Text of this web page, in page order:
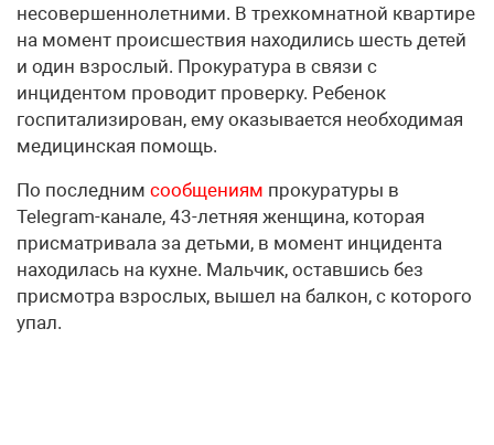
несовершеннолетними. В трехкомнатной квартире
на момент происшествия находились шесть детей
и один взрослый. Прокуратура в связи с
инцидентом проводит проверку. Ребенок
госпитализирован, ему оказывается необходимая
медицинская помощь.
По последним сообщениям прокуратуры в
Telegram-канале, 43-летняя женщина, которая
присматривала за детьми, в момент инцидента
находилась на кухне. Мальчик, оставшись без
присмотра взрослых, вышел на балкон, с которого
упал.